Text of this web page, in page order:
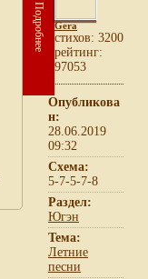
Подробнее Gera
cтихов: 3200
рейтинг:
97053
Опубликова
н:
28.06.2019
09:32
Схема:
5-7-5-7-8
Раздел:
Югэн
Тема:
Летние
песни